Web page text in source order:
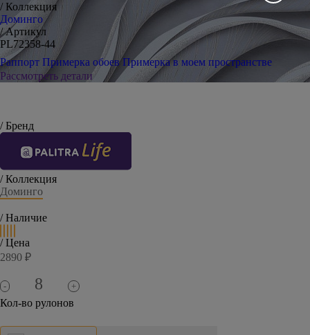
/ Коллекция
Доминго
/ Артикул
PL72358-44
Раппорт Примерка обоев Примерка в моем пространстве
Рассмотреть детали
/ Бренд
/ Коллекция
Доминго
/ Наличие
/ Цена
2890 ₽
- +
Кол-во рулонов